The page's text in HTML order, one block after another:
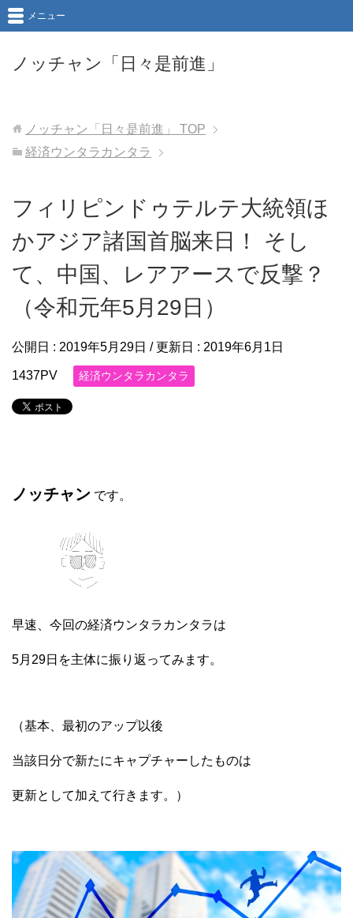
ノッチャン「日々是前進」
メニュー
ノッチャン「日々是前進」
TOP
経済ウンタラカンタラ
フィリピンドゥテルテ大統領ほ
かアジア諸国首脳来日！ そし
て、中国、レアアースで反撃？
（令和元年5月29日）
公開日 : 2019年5月29日 / 更新日 : 2019年6月1日
1437PV 経済ウンタラカンタラ
ノッチャン です。
早速、今回の経済ウンタラカンタラは
5月29日を主体に振り返ってみます。
（基本、最初のアップ以後
当該日分で新たにキャプチャーしたものは
更新として加えて行きます。）